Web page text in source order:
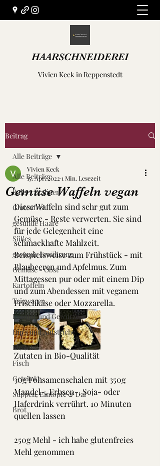
HAARSCHNEIDEREI
Vivien Keck in Reppenstedt
Beitrag
Alle Beiträge
Balls - Pralinen
Glutenfrei
gesunde Haare
Süßes
gesunde Ernährung
Gemüse - Obst
Kartoffeln
Teigwaren
Kräuter und Gewürze
Dip's und Aufstriche
Fleisch
Fisch
Getränke
Suppen, Eintöpfe & Dal
Brot
Alle Beiträge
Gemüse Waffeln vegan
Vivien Keck
15. Apr. 2022 1 Min. Lesezeit
Diese Waffeln sind sehr gut zum
Gemüse - Reste verwerten. Sie sind
für jede Gelegenheit eine
schmackhafte Mahlzeit.
Beispielsweise zum Frühstück - mit
Blaubeeren und Apfelmus. Zum
Mittagessen pur oder mit einem Dip
und zum Abendessen mit veganem
Frischkäse oder Mozzarella.
Zutaten in Bio-Qualität
30g Fohsamenschalen mit 350g
Mandel-, Erbsen-, Soja- oder
Haferdrink verrührt. 10 Minuten
quellen lassen
250g Mehl - ich habe glutenfreies
Mehl genommen